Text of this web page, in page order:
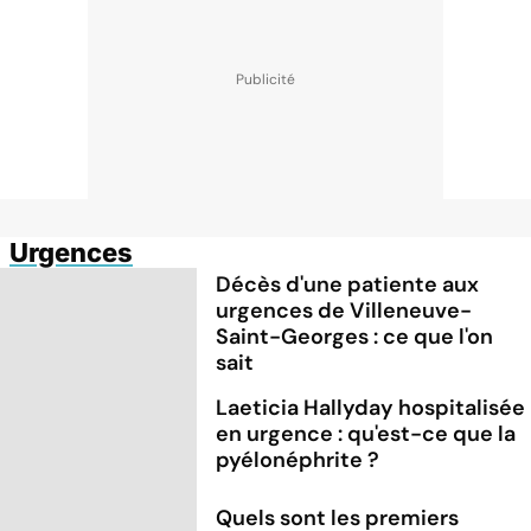
Urgences
Décès d'une patiente aux
urgences de Villeneuve-
Saint-Georges : ce que l'on
sait
Laeticia Hallyday hospitalisée
en urgence : qu'est-ce que la
pyélonéphrite ?
Quels sont les premiers